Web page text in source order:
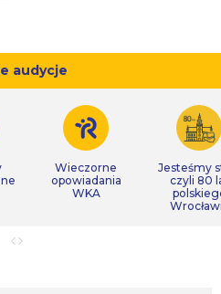
audycje
Wieczorne
opowiadania
WKA
Jesteśmy
czyli 80